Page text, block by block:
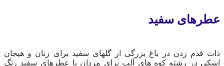
عطرهای سفید
ذات قدم‌ زدن ‌در باغ بزرگی از گلهای سفید برای زنان و هیجان
اسکی‌ در رشته کوه های آلپ برای مردان با عطرهای سفید رنگ